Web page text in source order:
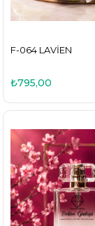
F-064 LAVIEN
₺795,00